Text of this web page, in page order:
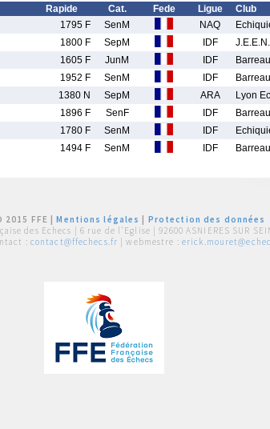
Rapide Cat. Fede Ligue
Club
1795 F SenM NAQ
1800 F SepM IDF
J.E.E.N.
1605 F JunM IDF
1952 F SenM IDF
1380 N SepM ARA
Lyon
1896 F SenF IDF
1780 F SenM IDF
1494 F SenM IDF
FFE |Mentions légales
Protection des données
des Echecs | 6 rue de l'Eglise | 92600 ASNIERES SUR
: contact@ffechecs.fr | webmestre :